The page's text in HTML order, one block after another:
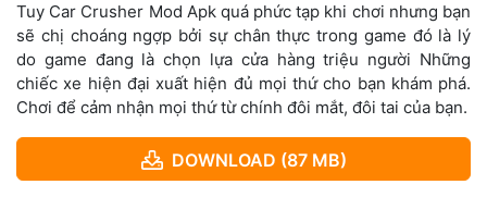
Tuy Car Crusher Mod Apk quá phức tạp khi chơi nhưng bạn
sẽ chị choáng ngợp bởi sự chân thực trong game đó là lý
do game đang là chọn lựa cửa hàng triệu người Những
chiếc xe hiện đại xuất hiện đủ mọi thứ cho bạn khám phá.
Chơi để cảm nhận mọi thứ từ chính đôi mắt, đôi tai của bạn.
DOWNLOAD (87 MB)